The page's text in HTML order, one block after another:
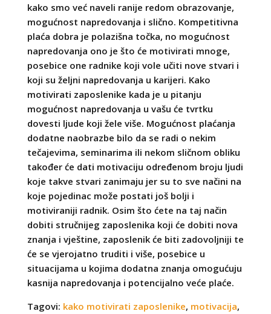
kako smo već naveli ranije redom obrazovanje,
mogućnost napredovanja i slično. Kompetitivna
plaća dobra je polazišna točka, no mogućnost
napredovanja ono je što će motivirati mnoge,
posebice one radnike koji vole učiti nove stvari i
koji su željni napredovanja u karijeri. Kako
motivirati zaposlenike kada je u pitanju
mogućnost napredovanja u vašu će tvrtku
dovesti ljude koji žele više. Mogućnost plaćanja
dodatne naobrazbe bilo da se radi o nekim
tečajevima, seminarima ili nekom sličnom obliku
također će dati motivaciju određenom broju ljudi
koje takve stvari zanimaju jer su to sve načini na
koje pojedinac može postati još bolji i
motiviraniji radnik. Osim što ćete na taj način
dobiti stručnijeg zaposlenika koji će dobiti nova
znanja i vještine, zaposlenik će biti zadovoljniji te
će se vjerojatno truditi i više, posebice u
situacijama u kojima dodatna znanja omogućuju
kasnija napredovanja i potencijalno veće plaće.
Tagovi: kako motivirati zaposlenike, motivacija,